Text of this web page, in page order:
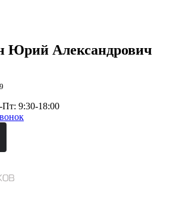
Александрович
9:30-18:00